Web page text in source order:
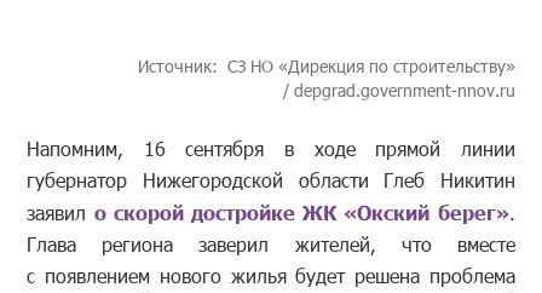
Источник: СЗ НО «Дирекция по строительству»
/ depgrad.government-nnov.ru
Напомним, 16 сентября в ходе прямой линии
губернатор Нижегородской области Глеб Никитин
заявил о скорой достройке ЖК «Окский берег».
Глава региона заверил жителей, что вместе
с появлением нового жилья будет решена проблема